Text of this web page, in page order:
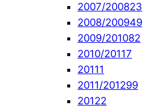
2007/200823
2008/200949
2009/201082
2010/20117
20111
2011/201299
20122